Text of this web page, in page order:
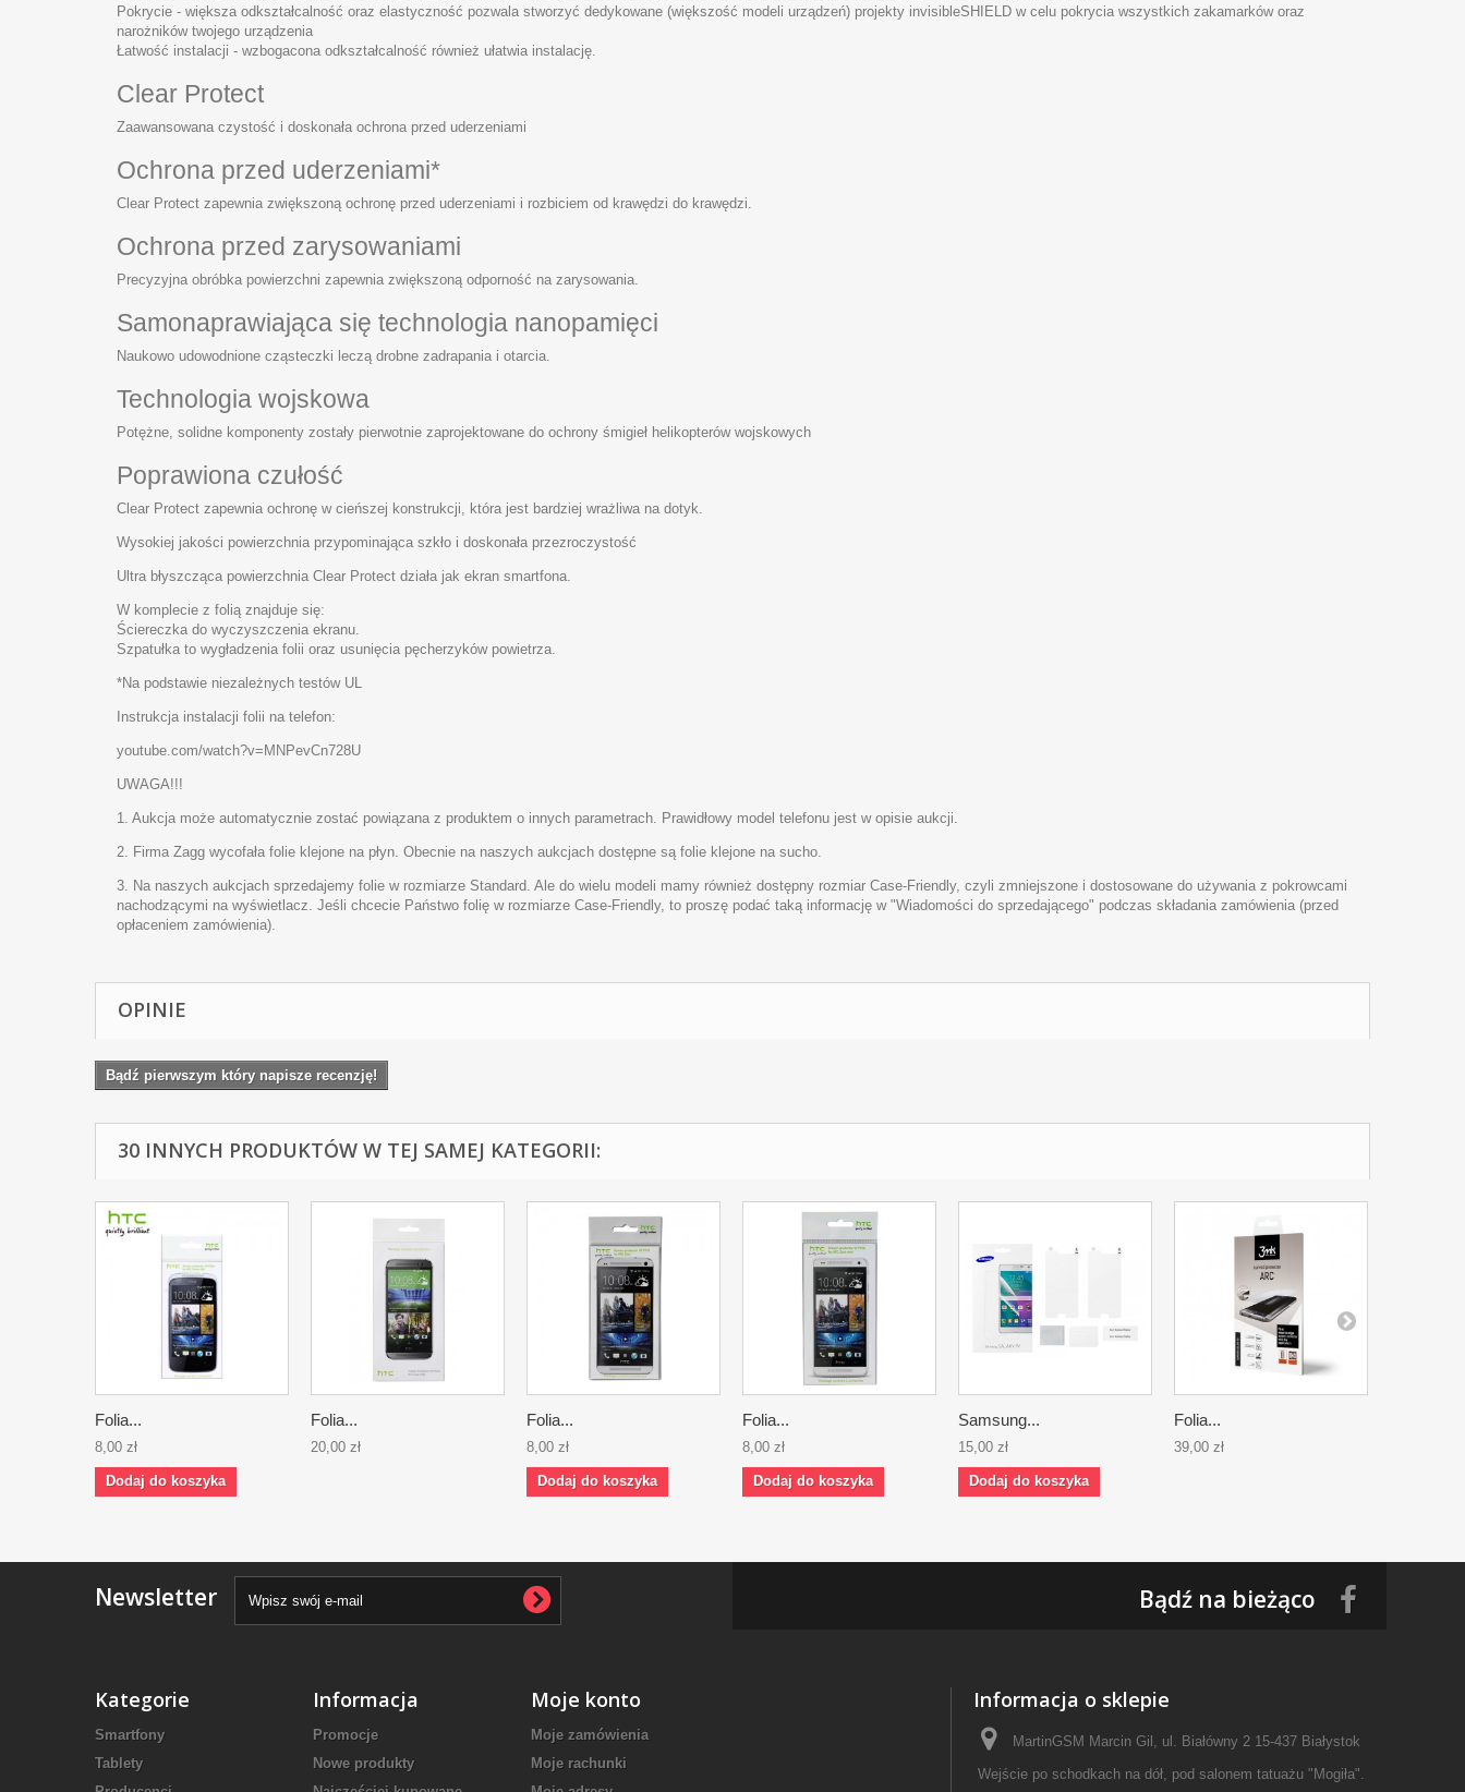
Pokrycie - większa odkształcalność oraz elastyczność pozwala stworzyć dedykowane (większość modeli urządzeń) projekty invisibleSHIELD w celu pokrycia wszystkich zakamarków oraz
narożników twojego urządzenia
Łatwość instalacji - wzbogacona odkształcalność również ułatwia instalację.
Clear Protect
Zaawansowana czystość i doskonała ochrona przed uderzeniami
Ochrona przed uderzeniami*
Clear Protect zapewnia zwiększoną ochronę przed uderzeniami i rozbiciem od krawędzi do krawędzi.
Ochrona przed zarysowaniami
Precyzyjna obróbka powierzchni zapewnia zwiększoną odporność na zarysowania.
Samonaprawiająca się technologia nanopamięci
Naukowo udowodnione cząsteczki leczą drobne zadrapania i otarcia.
Technologia wojskowa
Potężne, solidne komponenty zostały pierwotnie zaprojektowane do ochrony śmigieł helikopterów wojskowych
Poprawiona czułość
Clear Protect zapewnia ochronę w cieńszej konstrukcji, która jest bardziej wrażliwa na dotyk.
Wysokiej jakości powierzchnia przypominająca szkło i doskonała przezroczystość
Ultra błyszcząca powierzchnia Clear Protect działa jak ekran smartfona.
W komplecie z folią znajduje się:
Ściereczka do wyczyszczenia ekranu.
Szpatułka to wygładzenia folii oraz usunięcia pęcherzyków powietrza.
*Na podstawie niezależnych testów UL
Instrukcja instalacji folii na telefon:
youtube.com/watch?v=MNPevCn728U
UWAGA!!!
1. Aukcja może automatycznie zostać powiązana z produktem o innych parametrach. Prawidłowy model telefonu jest w opisie aukcji.
2. Firma Zagg wycofała folie klejone na płyn. Obecnie na naszych aukcjach dostępne są folie klejone na sucho.
3. Na naszych aukcjach sprzedajemy folie w rozmiarze Standard. Ale do wielu modeli mamy również dostępny rozmiar Case-Friendly, czyli zmniejszone i dostosowane do używania z pokrowcami
nachodzącymi na wyświetlacz. Jeśli chcecie Państwo folię w rozmiarze Case-Friendly, to proszę podać taką informację w "Wiadomości do sprzedającego" podczas składania zamówienia (przed
opłaceniem zamówienia).
OPINIE
Bądź pierwszym który napisze recenzję!
30 INNYCH PRODUKTÓW W TEJ SAMEJ KATEGORII:
Folia...
8,00 zł
Dodaj do koszyka
Folia...
20,00 zł
Folia...
8,00 zł
Dodaj do koszyka
Folia...
8,00 zł
Dodaj do koszyka
Samsung...
15,00 zł
Dodaj do koszyka
Folia...
39,00 zł
Newsletter Bądź na bieżąco
Kategorie
Smartfony
Tablety
Informacja
Promocje
Nowe produkty
Moje konto
Moje zamówienia
Moje rachunki
Informacja o sklepie
MartinGSM Marcin Gil, ul. Białówny 2 15-437 Białystok
Wejście po schodkach na dół, pod salonem tatuażu "Mogiła".